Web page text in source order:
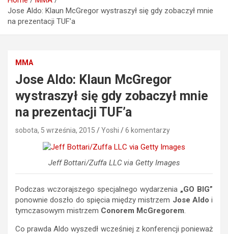
Jose Aldo: Klaun McGregor wystraszył się gdy zobaczył mnie
na prezentacji TUF’a
MMA
Jose Aldo: Klaun McGregor
wystraszył się gdy zobaczył mnie
na prezentacji TUF’a
sobota, 5 września, 2015 Yoshi 6 komentarzy
Jeff Bottari/Zuffa LLC via Getty Images
Podczas wczorajszego specjalnego wydarzenia „GO BIG”
ponownie doszło do spięcia między mistrzem Jose Aldo i
tymczasowym mistrzem Conorem McGregorem.
Co prawda Aldo wyszedł wcześniej z konferencji ponieważ